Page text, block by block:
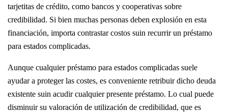
tarjetitas de crédito, como bancos y cooperativas sobre
credibilidad. Si bien muchas personas deben explosión en esta
financiación, importa contrastar costos suin recurrir un préstamo
para estados complicadas.
Aunque cualquier préstamo para estados complicadas suele
ayudar a proteger las costes, es conveniente retribuir dicho deuda
existente suin acudir cualquier presente préstamo. Lo cual puede
disminuir su valoración de utilización de credibilidad, que es